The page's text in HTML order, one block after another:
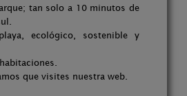
tan solo a 10 minutos de
ecológico, sostenible y
que visites nuestra web.